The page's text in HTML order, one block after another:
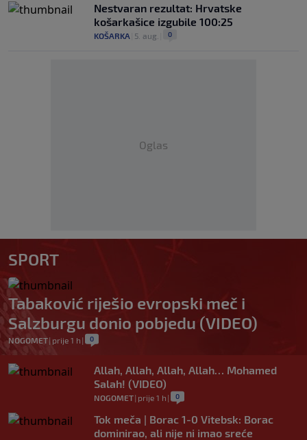
Nestvaran rezultat: Hrvatske
košarkašice izgubile 100:25
KOŠARKA 5. aug. 0
Oglas
SPORT
Tabaković riješio evropski meč i
Salzburgu donio pobjedu (VIDEO)
NOGOMET| prije 1 h | 0
Allah, Allah, Allah, Allah… Mohamed
Salah! (VIDEO)
NOGOMET| prije 1 h | 0
Tok meča | Borac 1-0 Vitebsk: Borac
dominirao, ali nije ni imao sreće